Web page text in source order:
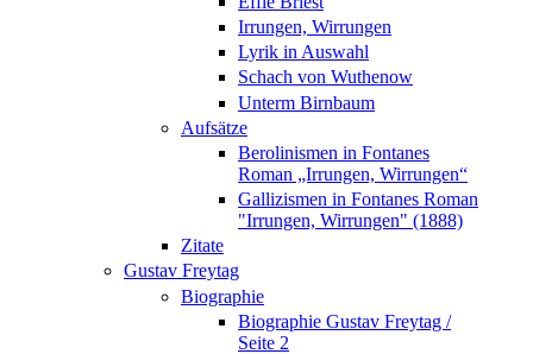
Irrungen, Wirrungen
Lyrik in Auswahl
Schach von Wuthenow
Unterm Birnbaum
Aufsätze
Berolinismen in Fontanes
Roman „Irrungen, Wirrungen“
Gallizismen in Fontanes Roman
"Irrungen, Wirrungen" (1888)
Zitate
Gustav Freytag
Biographie
Biographie Gustav Freytag /
Seite 2